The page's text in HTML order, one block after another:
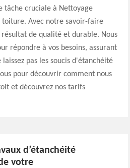
tâche cruciale à Nettoyage
Avec notre savoir-faire
de qualité et durable. Nous
répondre à vos besoins, assurant
pas les soucis d'étanchéité
pour découvrir comment nous
et découvrez nos tarifs
d’étanchéité
votre